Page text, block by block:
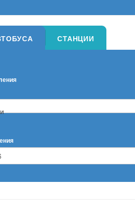
СТАНЦИИ